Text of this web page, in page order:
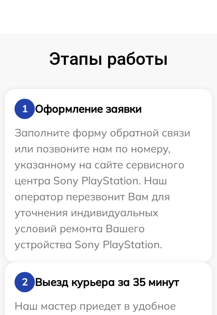
Этапы работы
1
Оформление заявки
Заполните форму обратной связи
или позвоните нам по номеру,
указанному на сайте сервисного
центра Sony PlayStation. Наш
оператор перезвонит Вам для
уточнения индивидуальных
условий ремонта Вашего
устройства Sony PlayStation.
2
Выезд курьера за 35 минут
Наш мастер приедет в удобное